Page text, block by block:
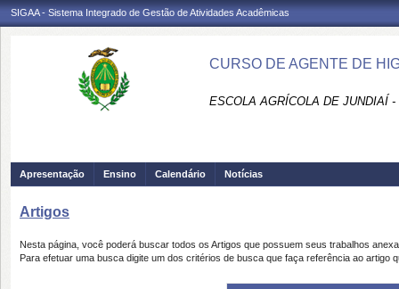
SIGAA - Sistema Integrado de Gestão de Atividades Acadêmicas
CURSO DE AGENTE DE
ESCOLA AGRÍCOLA DE JUNDIAÍ -
Apresentação Ensino Calendário Notícias
Artigos
Nesta página, você poderá buscar todos os Artigos que possuem seus trabalhos
Para efetuar uma busca digite um dos critérios de busca que faça referência ao artigo